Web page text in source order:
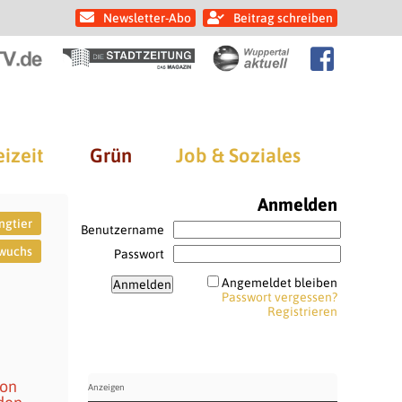
Newsletter-Abo Beitrag schreiben
Grün Job & Soziales
Anmelden
Benutzername
Passwort
Angemeldet bleiben
Passwort vergessen?
Registrieren